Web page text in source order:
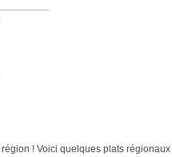
! Voici quelques plats régionaux